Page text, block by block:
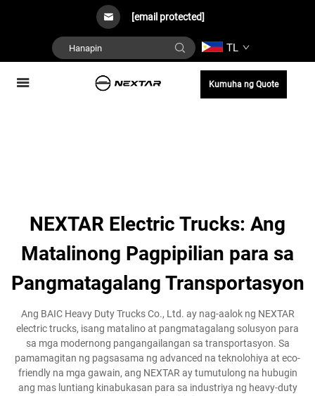
[email protected]
TL
Kumuha ng Quote
NEXTAR Electric Trucks: Ang
Matalinong Pagpipilian para sa
Pangmatagalang Transportasyon
Ang BAIC Heavy Duty Trucks Co., Ltd. ay nag-aalok ng NEXTAR
electric trucks, isang matalino at pangmatagalang solusyon para
sa mga modernong pangangailangan sa transportasyon. Sa
pamamagitan ng pagsasama ng advanced na teknolohiya at eco-
friendly na mga gawain, ang NEXTAR ay tumutulong na hubugin
ang mas luntiang kinabukasan para sa industriya ng heavy-duty